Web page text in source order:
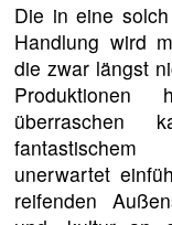
Die in eine
Handlung wird
die zwar längst
Produktionen
überraschen
unerwartet
reifenden